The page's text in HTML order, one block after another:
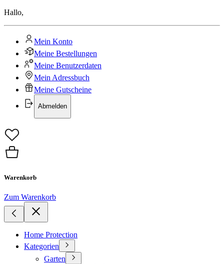
Hallo,
Mein Konto
Meine Bestellungen
Meine Benutzerdaten
Mein Adressbuch
Meine Gutscheine
Abmelden
Warenkorb
Zum Warenkorb
Home Protection
Kategorien
Garten